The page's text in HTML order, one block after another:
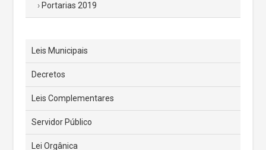
Portarias 2019
Leis Municipais
Decretos
Leis Complementares
Servidor Público
Lei Orgânica